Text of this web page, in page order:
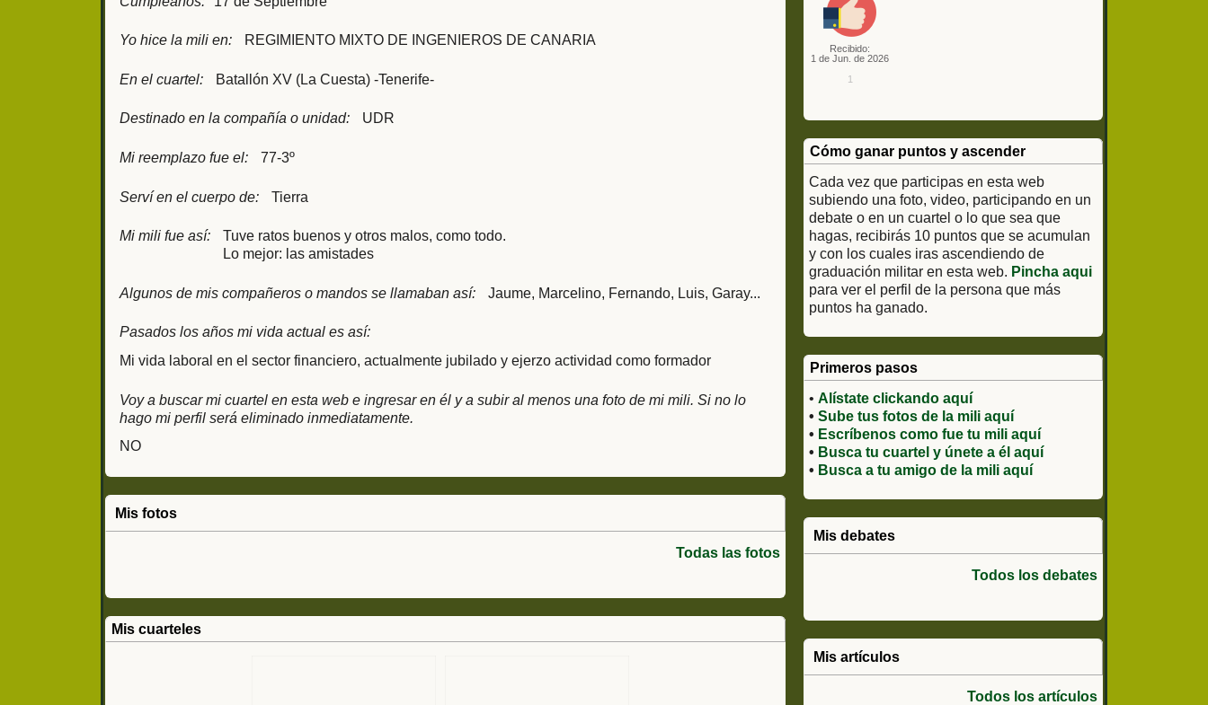
Yo hice la mili en: REGIMIENTO MIXTO DE INGENIEROS DE CANARIA
En el cuartel: Batallón XV (La Cuesta) -Tenerife-
Destinado en la compañía o unidad: UDR
Mi reemplazo fue el: 77-3º
Serví en el cuerpo de: Tierra
Mi mili fue así:
Tuve ratos buenos y otros malos, como todo.
Lo mejor: las amistades
Algunos de mis compañeros o mandos se llamaban así: Jaume, Marcelino, Fernando, Luis, Garay...
Pasados los años mi vida actual es así:
Mi vida laboral en el sector financiero, actualmente jubilado y ejerzo actividad como formador
Voy a buscar mi cuartel en esta web e ingresar en él y a subir al menos una foto de mi mili. Si no lo
hago mi perfil será eliminado inmediatamente.
NO
Mis fotos
Todas las fotos
Mis cuarteles
Recibido:
1 de Jun. de 2026
1
Cómo ganar puntos y ascender
Cada vez que participas en esta web
subiendo una foto, video, participando en un
debate o en un cuartel o lo que sea que
hagas, recibirás 10 puntos que se acumulan
y con los cuales iras ascendiendo de
graduación militar en esta web. Pincha aqui
para ver el perfil de la persona que más
puntos ha ganado.
Primeros pasos
• Alístate clickando aquí
• Sube tus fotos de la mili aquí
• Escríbenos como fue tu mili aquí
• Busca tu cuartel y únete a él aquí
• Busca a tu amigo de la mili aquí
Mis debates
Todos los debates
Mis artículos
Todos los artículos